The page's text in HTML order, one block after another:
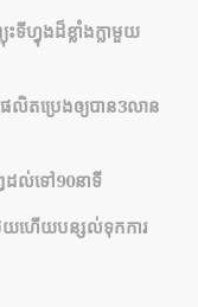
ហ្វុងដ៏ខ្លាំងក្លាមួយ
លិតប្រេងឲ្យបាន3លាន
ដល់ទៅ90នាទី
ហើយ​បន្សល់​ទុក​ការ​